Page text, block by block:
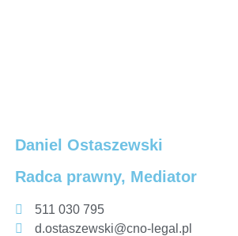
Daniel Ostaszewski
Radca prawny, Mediator
511 030 795
d.ostaszewski@cno-legal.pl